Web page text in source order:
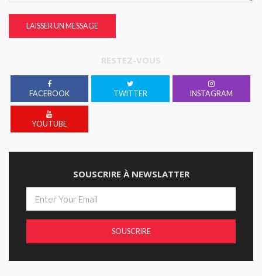
LAISSER UN MESSAGE
RESTEZ-VOUS
FACEBOOK TWITTER INSTAGRAM
YOUTUBE
SOUSCRIRE À NEWSLATTER
SOUSCRIRE